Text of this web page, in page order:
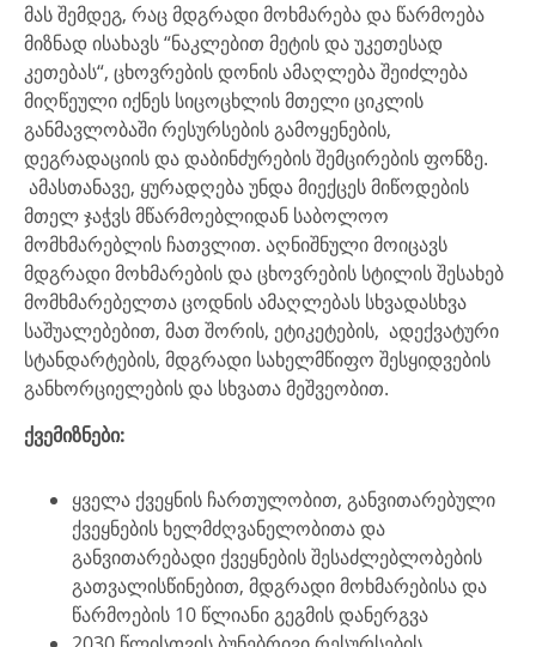
მას შემდეგ, რაც მდგრადი მოხმარება და წარმოება
მიზნად ისახავს “ნაკლებით მეტის და უკეთესად
კეთებას“, ცხოვრების დონის ამაღლება შეიძლება
მიღწეული იქნეს სიცოცხლის მთელი ციკლის
განმავლობაში რესურსების გამოყენების,
დეგრადაციის და დაბინძურების შემცირების ფონზე.
ამასთანავე, ყურადღება უნდა მიექცეს მიწოდების
მთელ ჯაჭვს მწარმოებლიდან საბოლოო
მომხმარებლის ჩათვლით. აღნიშნული მოიცავს
მდგრადი მოხმარების და ცხოვრების სტილის შესახებ
მომხმარებელთა ცოდნის ამაღლებას სხვადასხვა
საშუალებებით, მათ შორის, ეტიკეტების, ადექვატური
სტანდარტების, მდგრადი სახელმწიფო შესყიდვების
განხორციელების და სხვათა მეშვეობით.
ქვემიზნები:
ყველა ქვეყნის ჩართულობით, განვითარებული
ქვეყნების ხელმძღვანელობითა და
განვითარებადი ქვეყნების შესაძლებლობების
გათვალისწინებით, მდგრადი მოხმარებისა და
წარმოების 10 წლიანი გეგმის დანერგვა